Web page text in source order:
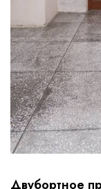
Двубортное